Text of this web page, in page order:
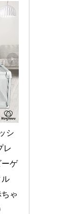
シ
レ
ーゲ
ル
ゃ